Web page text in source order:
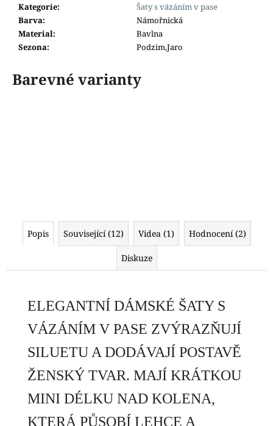
Kategorie:
Šaty s vázáním v pase
Barva:
Námořnická
Material:
Bavlna
Sezona: Podzim,Jaro
Barevné varianty
Popis Související (12) Videa (1) Hodnocení (2)
Diskuze
ELEGANTNÍ DÁMSKÉ ŠATY S
VÁZÁNÍM V PASE ZVÝRAZŇUJÍ
SILUETU A DODÁVAJÍ POSTAVĚ
ŽENSKÝ TVAR. MAJÍ KRÁTKOU
MINI DÉLKU NAD KOLENA,
KTERÁ PŮSOBÍ LEHCE A